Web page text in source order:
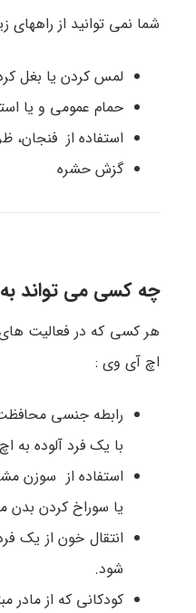
شما نمی توانید از راههای
لمس کردن یا بغل
حمام عمومی و یا
استفاده از
گزش حشره
چه کسی می تواند
هر کسی که در فعالیت
اچ آی وی :
رابطه جنسی
با یک فرد آلوده به
استفاده از سوزن
یا سوراخ کردن بدن
انتقال خون از یک
شود.
کودکانی که از مادر